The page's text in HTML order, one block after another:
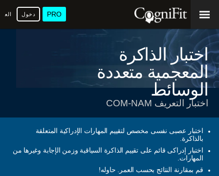
PRO دخول
اختبار الذاكرة
المعجمية متعددة
الوسائط
اختبار التعريف COM-NAM
اختبار عصبى نفسى مخصص لتقييم المهارات الإدراكية المتعلقة
بالذاكرة.
اختبار إدراكى قائم على تقييم الذاكرة السياقية وزمن الإجابة وغيرها من
المهارات.
قم بمقارنة النتائج بحسب العمر. حاوله!